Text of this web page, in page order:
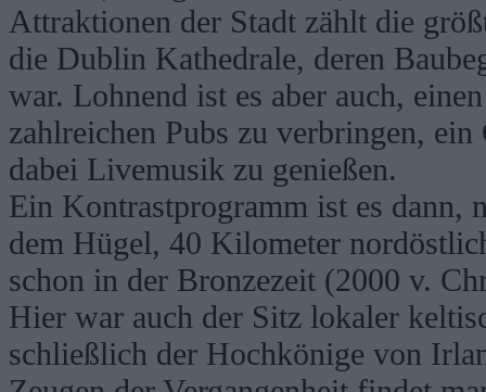
Attraktionen der Stadt zählt die
die Dublin Kathedrale, deren
war. Lohnend ist es aber auch,
zahlreichen Pubs zu verbringen,
dabei Livemusik zu genießen.
Ein Kontrastprogramm ist es dann,
dem Hügel, 40 Kilometer
schon in der Bronzezeit (2000 v.
Hier war auch der Sitz lokaler
schließlich der Hochkönige von